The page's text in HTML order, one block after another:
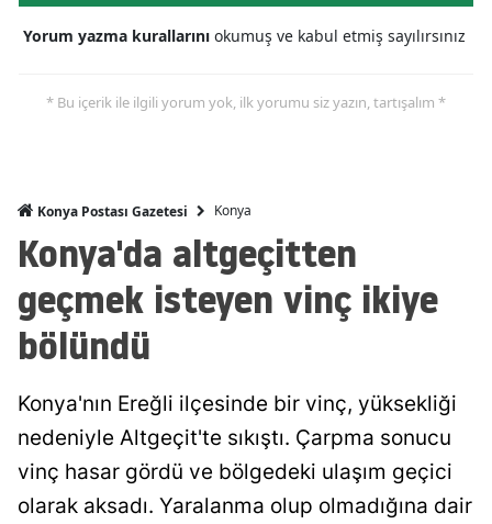
İstanbul
Kastamonu
Kayseri
Kocaeli
Konya
Kütahya
Yorum yazma kurallarını okumuş ve kabul etmiş sayılırsınız
* Bu içerik ile ilgili yorum yok, ilk yorumu siz yazın, tartışalım *
Konya Postası Gazetesi Konya
Konya'da altgeçitten
geçmek isteyen vinç ikiye
bölündü
Konya'nın Ereğli ilçesinde bir vinç, yüksekliği
nedeniyle Altgeçit'te sıkıştı. Çarpma sonucu
vinç hasar gördü ve bölgedeki ulaşım geçici
olarak aksadı. Yaralanma olup olmadığına dair